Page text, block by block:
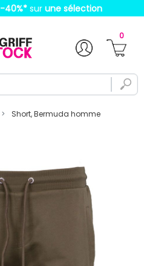
-40%* sur une sélection
0
Short, Bermuda homme